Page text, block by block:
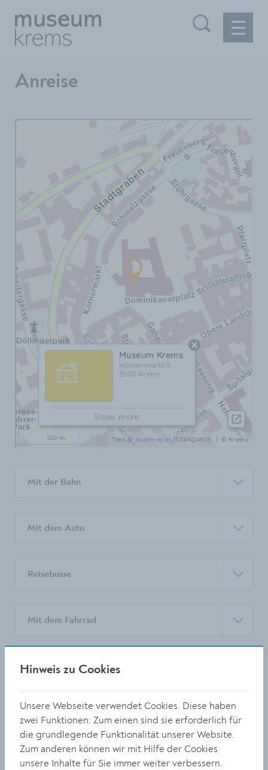
Anreise
Mit der Bahn
Mit dem Auto
Reisebusse
Mit dem Fahrrad
Zu Fuß
Zur Orientierung
Hinweis zu Cookies
Unsere Webseite verwendet Cookies. Diese haben
zwei Funktionen: Zum einen sind sie erforderlich für
die grundlegende Funktionalität unserer Website.
Zum anderen können wir mit Hilfe der Cookies
unsere Inhalte für Sie immer weiter verbessern.